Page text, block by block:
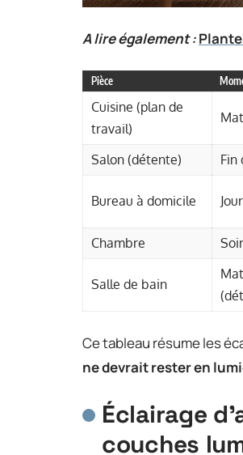
A lire également :
Pièce
Cuisine (plan de
travail)
Salon (détente) Fin
Bureau à domicile
Chambre
Salle de bain
Ce tableau résume les
ne devrait rester en
Éclairage
couches